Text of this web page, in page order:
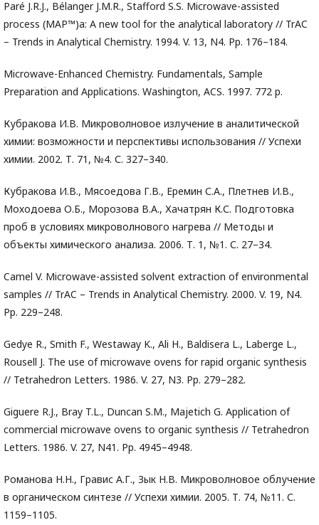
Paré J.R.J., Bélanger J.M.R., Stafford S.S. Microwave-assisted
process (MAP™)a: A new tool for the analytical laboratory // TrAC
– Trends in Analytical Chemistry. 1994. V. 13, N4. Pp. 176–184.
Microwave-Enhanced Chemistry. Fundamentals, Sample
Preparation and Applications. Washington, ACS. 1997. 772 p.
Кубракова И.В. Микроволновое излучение в аналитической
химии: возможности и перспективы использования // Успехи
химии. 2002. Т. 71, №4. С. 327–340.
Кубракова И.В., Мясоедова Г.В., Еремин С.А., Плетнев И.В.,
Моходоева О.Б., Морозова В.А., Хачатрян К.С. Подготовка
проб в условиях микроволнового нагрева // Методы и
объекты химического анализа. 2006. Т. 1, №1. С. 27–34.
Camel V. Microwave-assisted solvent extraction of environmental
samples // TrAC – Trends in Analytical Chemistry. 2000. V. 19, N4.
Pp. 229–248.
Gedye R., Smith F., Westaway K., Ali H., Baldisera L., Laberge L.,
Rousell J. The use of microwave ovens for rapid organic synthesis
// Tetrahedron Letters. 1986. V. 27, N3. Pp. 279–282.
Giguere R.J., Bray T.L., Duncan S.M., Majetich G. Application of
commercial microwave ovens to organic synthesis // Tetrahedron
Letters. 1986. V. 27, N41. Pp. 4945–4948.
Романова Н.Н., Гравис А.Г., Зык Н.В. Микроволновое облучение
в органическом синтезе // Успехи химии. 2005. Т. 74, №11. С.
1159–1105.